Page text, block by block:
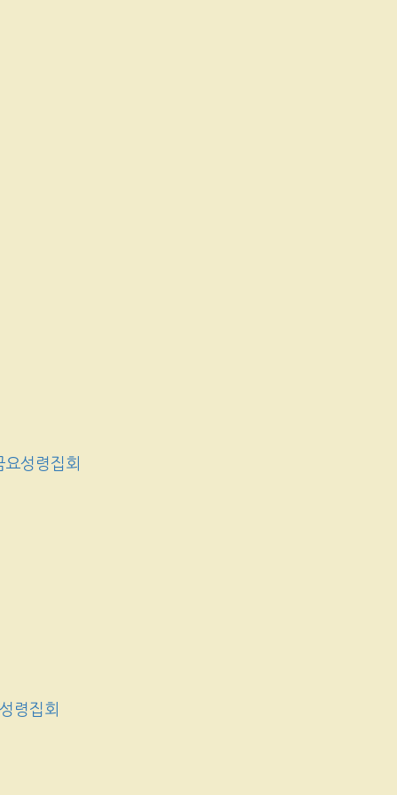
성령집회
령집회